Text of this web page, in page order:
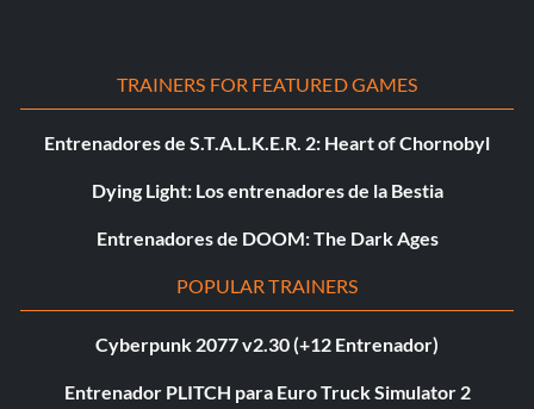
TRAINERS FOR FEATURED GAMES
Entrenadores de S.T.A.L.K.E.R. 2: Heart of Chornobyl
Dying Light: Los entrenadores de la Bestia
Entrenadores de DOOM: The Dark Ages
POPULAR TRAINERS
Cyberpunk 2077 v2.30 (+12 Entrenador)
Entrenador PLITCH para Euro Truck Simulator 2